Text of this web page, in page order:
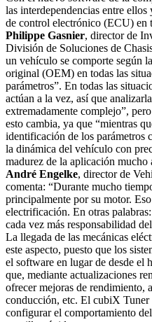
las interdependencias entre
de control electrónico (ECU) en
Philippe Gasnier, director de
División de Soluciones de
un vehículo se comporte según
original (OEM) en todas las
parámetros”. En todas las
actúan a la vez, así que
extremadamente complejo”,
esto cambia, ya que “mientras
identificación de los parámetros
la dinámica del vehículo con
madurez de la aplicación mucho
André Engelke, director de
comenta: “Durante mucho
principalmente por su motor.
electrificación. En otras
cada vez más responsabilidad
La llegada de las mecánicas
este aspecto, puesto que los
el software en lugar de desde el
que, mediante actualizaciones
ofrecer mejoras de rendimiento,
conducción, etc. El cubiX Tuner
configurar el comportamiento